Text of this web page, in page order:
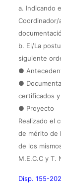
a. Indicando
Coordinador/
b. El/La
siguiente
●
●
certificados
● Proyecto
Realizado el
de mérito de
de los
M.E.C.C y T.
Disp. 155-